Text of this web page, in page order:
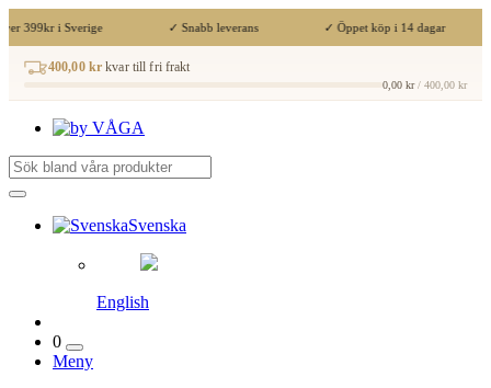
399kr i Sverige ✓ Snabb leverans ✓ Öppet köp i 14 dagar
400,00 kr kvar till fri frakt
0,00 kr/ 400,00 kr
Svenska
English
0
Meny